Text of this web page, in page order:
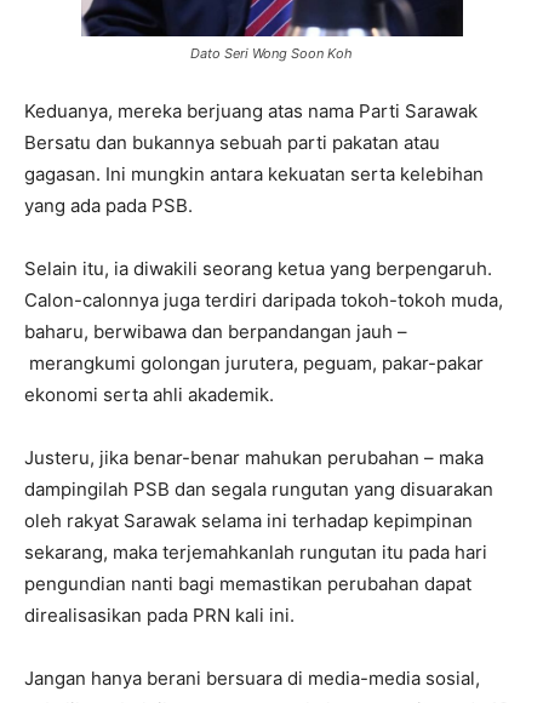
Dato Seri Wong Soon Koh
Keduanya, mereka berjuang atas nama Parti Sarawak
Bersatu dan bukannya sebuah parti pakatan atau
gagasan. Ini mungkin antara kekuatan serta kelebihan
yang ada pada PSB.
Selain itu, ia diwakili seorang ketua yang berpengaruh.
Calon-calonnya juga terdiri daripada tokoh-tokoh muda,
baharu, berwibawa dan berpandangan jauh –
merangkumi golongan jurutera, peguam, pakar-pakar
ekonomi serta ahli akademik.
Justeru, jika benar-benar mahukan perubahan – maka
dampingilah PSB dan segala rungutan yang disuarakan
oleh rakyat Sarawak selama ini terhadap kepimpinan
sekarang, maka terjemahkanlah rungutan itu pada hari
pengundian nanti bagi memastikan perubahan dapat
direalisasikan pada PRN kali ini.
Jangan hanya berani bersuara di media-media sosial,